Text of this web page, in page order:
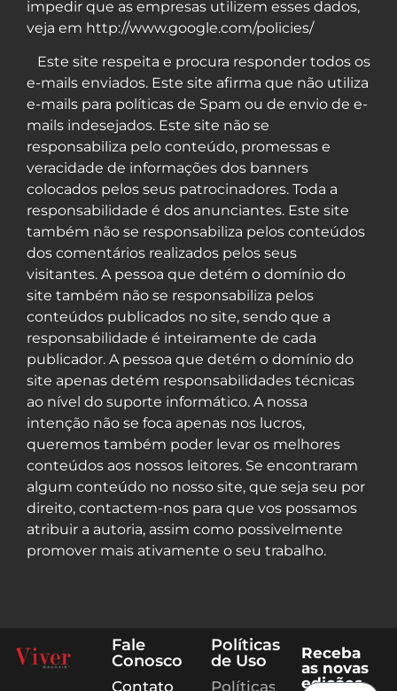
impedir que as empresas utilizem esses dados,
veja em http://www.google.com/policies/
Este site respeita e procura responder todos os
e-mails enviados. Este site afirma que não utiliza
e-mails para políticas de Spam ou de envio de e-
mails indesejados. Este site não se
responsabiliza pelo conteúdo, promessas e
veracidade de informações dos banners
colocados pelos seus patrocinadores. Toda a
responsabilidade é dos anunciantes. Este site
também não se responsabiliza pelos conteúdos
dos comentários realizados pelos seus
visitantes. A pessoa que detém o domínio do
site também não se responsabiliza pelos
conteúdos publicados no site, sendo que a
responsabilidade é inteiramente de cada
publicador. A pessoa que detém o domínio do
site apenas detém responsabilidades técnicas
ao nível do suporte informático. A nossa
intenção não se foca apenas nos lucros,
queremos também poder levar os melhores
conteúdos aos nossos leitores. Se encontraram
algum conteúdo no nosso site, que seja seu por
direito, contactem-nos para que vos possamos
atribuir a autoria, assim como possivelmente
promover mais ativamente o seu trabalho.
Fale
Conosco
Contato
Políticas
de Uso
Políticas de
Receba
as novas
edições